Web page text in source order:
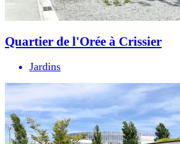
Quartier de l'Orée à Crissier
Jardins